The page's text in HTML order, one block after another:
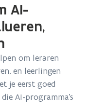
AI-
om leraren
en leerlingen
je eerst goed
AI-programma’s